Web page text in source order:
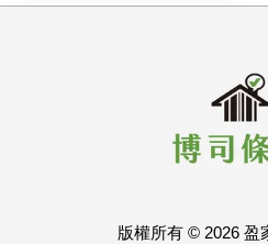
版權所有 © 2026 盈